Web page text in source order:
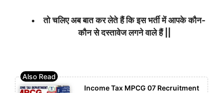
तो चलिए अब बात कर लेते हैं कि इस भर्ती में आपके कौन-
कौन से दस्तावेज लगने वाले हैं ||
Income Tax MPCG 07 Recruitment